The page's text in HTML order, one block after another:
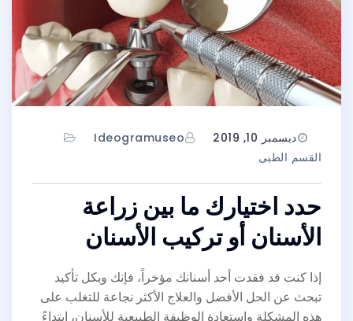
ديسمبر 10, 2019
Ideogramuseo
القسم الطبى
حدد اختيارك ما بين زراعة
الأسنان أو تركيب الأسنان
إذا كنت قد فقدت أحد أسنانك مؤخراً، فإنك وبكل تأكيد
تبحث عن الحل الأفضل والعلاج الأكثر نجاعة للتغلب على
هذه المشكلة واستعادة الوظيفة الطبيعية للأسنان، ابتداءً